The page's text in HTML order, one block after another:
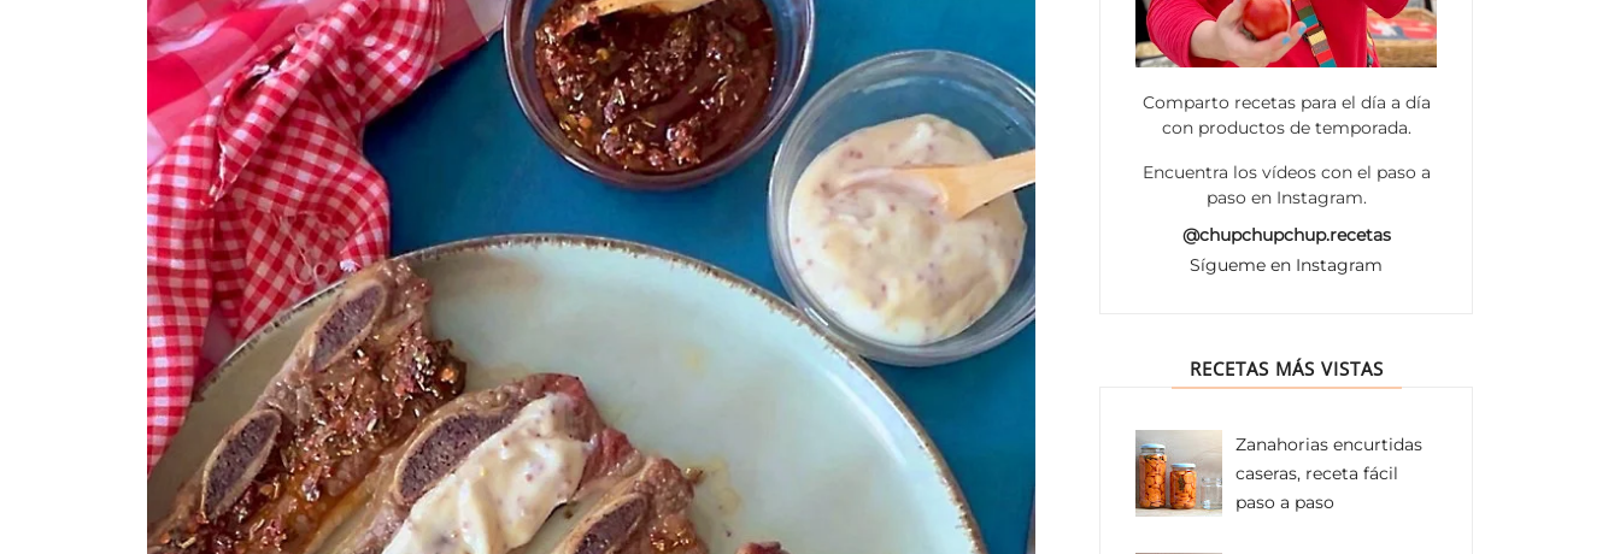
Comparto recetas para el día a día
con productos de temporada.
Encuentra los vídeos con el paso a
paso en Instagram.
@chupchupchup.recetas
Sígueme en Instagram
RECETAS MÁS VISTAS
Zanahorias encurtidas
caseras, receta fácil
paso a paso